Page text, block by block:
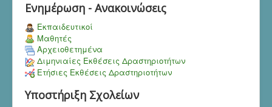
Ενημέρωση - Ανακοινώσεις
Εκπαιδευτικοί
Μαθητές
Αρχειοθετημένα
Διμηνιαίες Εκθέσεις Δραστηριοτήτων
Ετήσιες Εκθέσεις Δραστηριοτήτων
Υποστήριξη Σχολείων